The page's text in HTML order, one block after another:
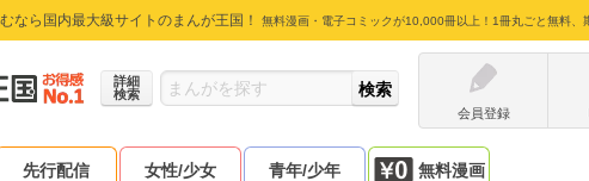
なら国内最大級サイトのまんが王国！ 無料漫画・電子コミックが10,000冊以上！1冊丸ごと無料、
詳細
検索
会員登録
先行配信 女性/少女 青年/少年 無料漫画